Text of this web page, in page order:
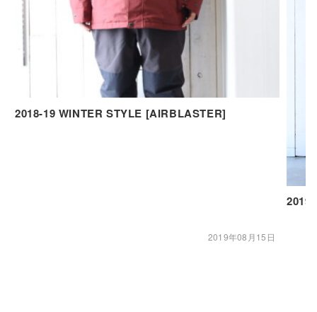
2018-19 WINTER STYLE [AIRBLASTER]
2019年08月15日